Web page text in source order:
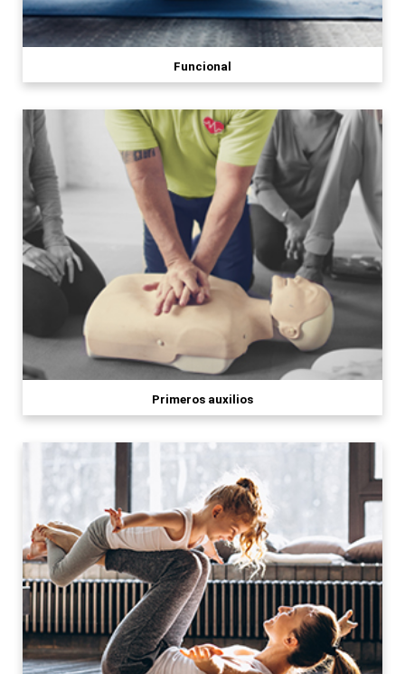
Funcional
Primeros auxilios